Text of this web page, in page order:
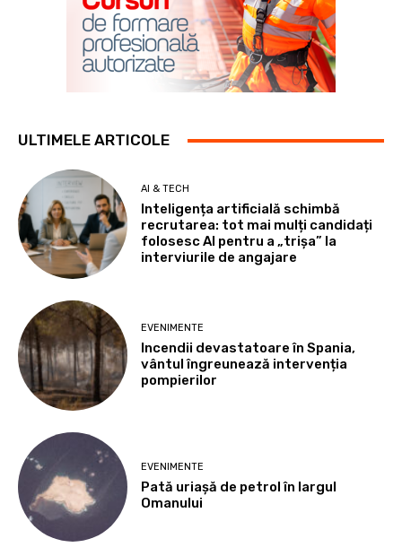
ULTIMELE ARTICOLE
AI & TECH
Inteligența artificială schimbă
recrutarea: tot mai mulți candidați
folosesc AI pentru a „trișa” la
interviurile de angajare
EVENIMENTE
Incendii devastatoare în Spania,
vântul îngreunează intervenția
pompierilor
EVENIMENTE
Pată uriașă de petrol în largul
Omanului